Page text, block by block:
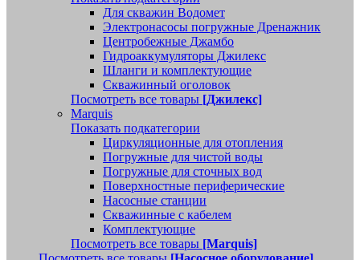
Для скважин Водомет
Электронасосы погружные Дренажник
Центробежные Джамбо
Гидроаккумуляторы Джилекс
Шланги и комплектующие
Скважинный оголовок
Посмотреть все товары [Джилекс]
Marquis
Показать подкатегории
Циркуляционные для отопления
Погружные для чистой воды
Погружные для сточных вод
Поверхностные периферические
Насосные станции
Скважинные с кабелем
Комплектующие
Посмотреть все товары [Marquis]